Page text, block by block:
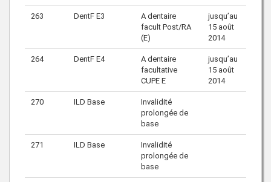
263 DentF E3
A dentaire
facult Post/RA
(E)
jusqu’au
15 août
2014
264 DentF E4
A dentaire
facultative
CUPE E
jusqu’au
15 août
2014
270 ILD Base
Invalidité
prolongée de
base
271 ILD Base
Invalidité
prolongée de
base